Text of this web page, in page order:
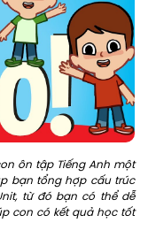
ôn tập Tiếng Anh một
bạn tổng hợp cấu trúc
từ đó bạn có thể dễ
con có kết quả học tốt